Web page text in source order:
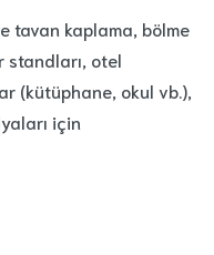
tavan kaplama, bölme
standları, otel
(kütüphane, okul vb.),
için